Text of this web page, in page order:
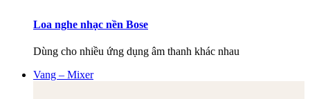
Loa nghe nhạc nền Bose
Dùng cho nhiều ứng dụng âm thanh khác nhau
Vang – Mixer